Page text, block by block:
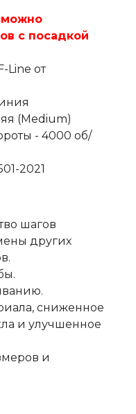
с посадкой
Line от
(Medium)
- 4000 об/
2021
шагов
других
сниженное
и улучшенное
и